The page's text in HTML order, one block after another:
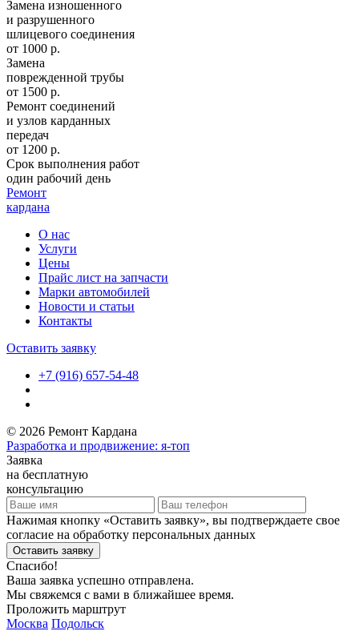
Замена изношенного
и разрушенного
шлицевого соединения
от 1000 р.
Замена
поврежденной трубы
от 1500 р.
Ремонт соединений
и узлов карданных
передач
от 1200 р.
Срок выполнения работ
один рабочий день
Ремонт
кардана
О нас
Услуги
Цены
Прайс лист на запчасти
Марки автомобилей
Новости и статьи
Контакты
Оставить заявку
+7 (916) 657-54-48
© 2026 Ремонт Кардана
Разработка и продвижение: я-топ
Заявка
на бесплатную
консультацию
Нажимая кнопку «Оставить заявку», вы подтверждаете свое
согласие на обработку персональных данных
Оставить заявку
Спасибо!
Ваша заявка успешно отправлена.
Мы свяжемся с вами в ближайшее время.
Проложить марштрут
Москва Подольск